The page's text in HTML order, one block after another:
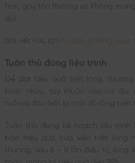
hơn, gây tổn thương và không
đợi.
Bài viết hữu ích:
Tuân thủ đúng liệu trình
Để đạt hiệu quả triệt lông,
khác nhau, tùy thuộc vào cơ địa,
tuổi và đặc biệt là mật độ lông trên
Tuân thủ đúng kế hoạch liệu
bảo hiệu quả của việc triệt lông
thường, sau 6 – 8 lần điều trị, lông
toàn, mang lại hiệu quả đến 99%.